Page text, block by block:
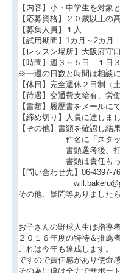
【内容】小・中学生を対象
【応募資格】２０歳以上の
【募集人員】１人
【試用期間】1カ月～2カ月
【レッスン場所】大阪府守
【時間】週３～５日 １日
※一週の日数と時間は相談に
【休日】完全週休２日制（
【待遇】交通費支給有、労
【書類】履歴書をメールに
【締め切り】人員に達しま
【その他】書類を確認し結
件名に「スタッフ募
書類選考後、打ち合
書類は責任もって
【問い合わせ先】06-
その他、疑問等ありました
お子さんの野球人生は指導
２０１６年度の特待＆推薦
これは今年も達成します。
ですので責任感があり使命
その為に僕は全力でサポート